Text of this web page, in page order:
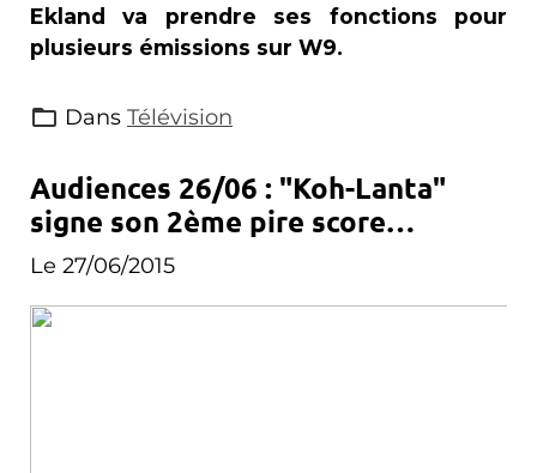
Ekland va prendre ses fonctions pour
plusieurs émissions sur W9.
Dans Télévision
Audiences 26/06 : "Koh-Lanta"
signe son 2ème pire score
historique ; France/Allemagne
la TNT
Le 27/06/2015